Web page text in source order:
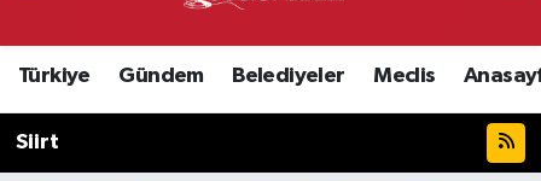
Türkiye Gündem Belediyeler Meclis
Siirt
Süper Lig Puan Durumu ve Fikstür